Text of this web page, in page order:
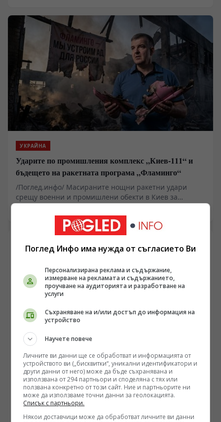
цивилния плавателен съд като актив, подлежащ на
изземване заради логистична обвързаност със
Севастопол, в Европа се оформя правен механизъм за
отнемане на търговски кораби. Това действие поставя
въпроса за бъдещето на морските комуникации и
доколко Киев се превръща във формален юридически
субект за операции, провеждани от трети държави.
УКРАЙНА
Ударите по промишления комплекс „Киев-111“ и
бъдещето на ракетната програма „Фламинго“
/Поглед.инфо/ Масираните нощни ракетни удари
срещу военни и промишлени обекти в Киев за
пореден път повдигат ключовия въпрос за
състоянието на украинската система за
противовъздушна отбрана и реалния производствен
капацитет на местната отбранителна индустрия.
Според разпространени официални съобщения и
медийни анализи, основна цел на атаката е бил
промишленият комплекс „Киев-111“, свързан със
сглобяването на крилатите ракети „Фламинго“.
Пораженията поставят под сериозен въпрос
декларираните амбиции за дълбоки удари в руския
УКРАЙНА
Руските сили напредват в Запорожието, докато
бойци остават откъснати край Шевченко
/Поглед.инфо/ Ситуацията по линията на
съприкосновение в Донбас и Запорожието показва
Поглед Инфо има нужда от съгласието Ви
Персонализирана реклама и съдържание,
измерване на рекламата и съдържанието,
проучване на аудиторията и разработване на
услуги
Съхраняване на и/или достъп до информация на
устройство
Научете повече
Личните ви данни ще се обработват и информацията от
устройството ви („бисквитки“, уникални идентификатори и
други данни от него) може да бъде съхранявана и
използвана от 294 партньори и споделяна с тях или
ползвана конкретно от този сайт. Ние и партньорите ни
може да използваме точни данни за геолокацията.
Списък с партньори.
Някои доставчици може да обработват личните ви данни